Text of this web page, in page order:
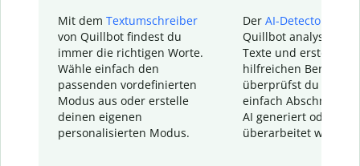
Mit dem Textumschreiber
von Quillbot findest du
immer die richtigen Worte.
Wähle einfach den
passenden vordefinierten
Modus aus oder erstelle
deinen eigenen
personalisierten Modus.
Der AI-Detector
Quillbot analysiert
Texte und erstellt
hilfreichen Bericht.
überprüfst du
einfach Abschnitte,
AI generiert oder
überarbeitet wurden.